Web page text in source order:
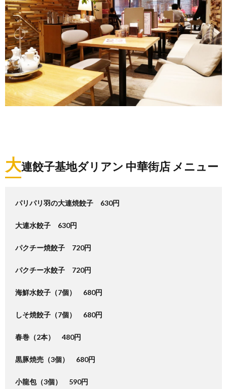
大連餃子基地ダリアン 中華街店 メニュー
パリパリ羽の大連焼餃子 630円
大連水餃子 630円
パクチー焼餃子 720円
パクチー水餃子 720円
海鮮水餃子（7個） 680円
しそ焼餃子（7個） 680円
春巻（2本） 480円
黒豚焼売（3個） 680円
小龍包（3個） 590円